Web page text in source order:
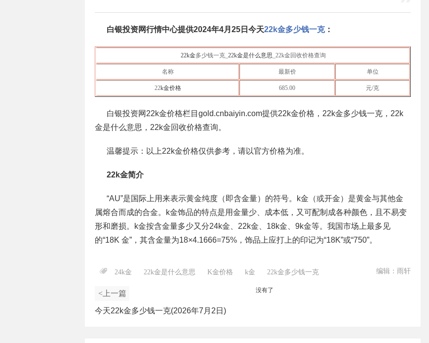
白银投资网行情中心提供2024年4月25日 今天22k金多少钱一克：
22k金多少钱一克_ 22k金是什么意思 _22k金回收价格查询
名称 最新价 单位
22k金价格 685.00 元/克
白银投资网22k金价格栏目gold.cnbaiyin.com提供22k金价格，22k金多少钱一克，22k
金是什么意思，22k金回收价格查询。
温馨提示：以上22k金价格仅供参考，请以官方价格为准。
22k金简介
“AU”是国际上用来表示黄金纯度（即含金量）的符号。k金（或开金）是黄金与其他金
属熔合而成的合金。k金饰品的特点是用金量少、成本低，又可配制成各种颜色，且不易变
形和磨损。k金按含金量多少又分24k金、22k金、18k金、9k金等。我国市场上最多见
的“18K 金”，其含金量为18×4.1666=75%，饰品上应打上的印记为“18K”或“750”。
24k金 22k金是什么意思 K金价格 k金 22k金多少钱一克 编辑：雨轩
<上一篇
今天22k金多少钱一克(2026年7月2日)
没有了